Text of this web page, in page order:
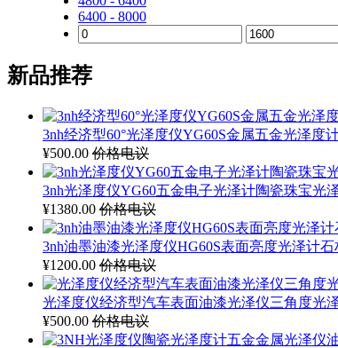
6400 - 8000
新品推荐
3nh经济型60°光泽度仪YG60S金属五金光泽度
¥500.00 价格电议
3nh光泽度仪YG60五金电子光泽计陶瓷珠宝光
¥1380.00 价格电议
3nh油墨油漆光泽度仪HG60S表面亮度光泽计
¥1200.00 价格电议
光泽度仪经济型汽车表面油漆光泽仪三角度光
¥500.00 价格电议